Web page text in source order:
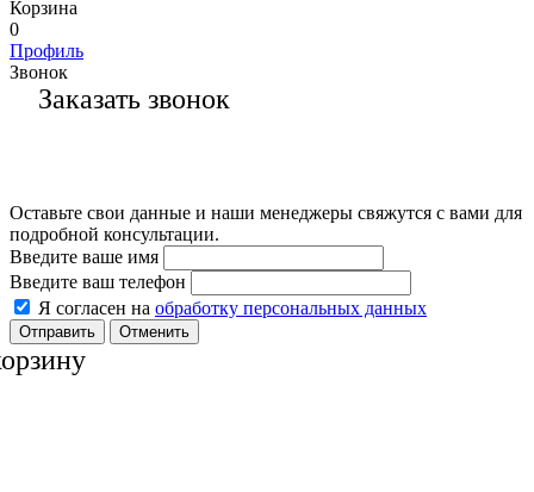
Корзина
0
Профиль
Звонок
Заказать звонок
Оставьте свои данные и наши менеджеры свяжутся с вами для
подробной консультации.
Введите ваше имя
Введите ваш телефон
Я согласен на обработку персональных данных
Отменить